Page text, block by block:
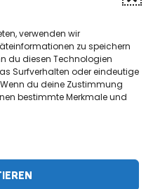
verwenden wir
zu speichern
du diesen Technologien
Surfverhalten oder eindeutige
du deine Zustimmung
bestimmte Merkmale und